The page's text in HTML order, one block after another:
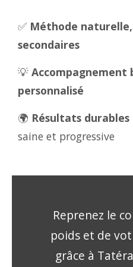
✅ Méthode
secondaires
💡
personnalisé
🌍 Résultats durables
saine et progressive
Reprenez le
poids et de
grâce à